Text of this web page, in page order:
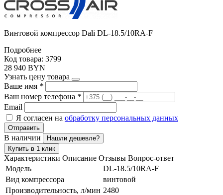
Винтовой компрессор Dali DL-18.5/10RA-F
Подробнее
Код товара: 3799
28 940 BYN
Узнать цену товара
Ваше имя *
Ваш номер телефона *
Email
Я согласен на обработку персональных данных
Отправить
В наличии
Нашли дешевле?
Купить в 1 клик
Характеристики Описание Отзывы Вопрос-ответ
Модель
DL-18.5/10RA-F
Вид компрессора
винтовой
Производительность, л/мин 2480